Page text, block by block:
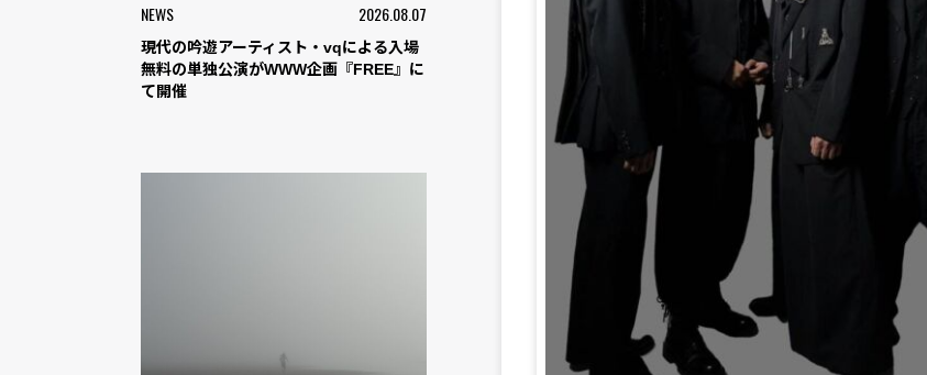
NEWS 2026.08.07
現代の吟遊アーティスト・vqによる入場
無料の単独公演がWWW企画『FREE』に
て開催